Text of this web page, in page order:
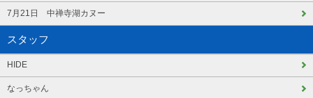
7月21日 中禅寺湖カヌー
スタッフ
HIDE
なっちゃん